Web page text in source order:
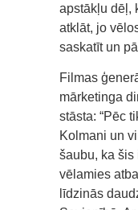
apstākļu dēļ,
atklāt, jo
saskatīt un
Filmas
mārketinga
stāsta: “Pēc
Kolmani un
šaubu, ka šis
vēlamies
līdzinās